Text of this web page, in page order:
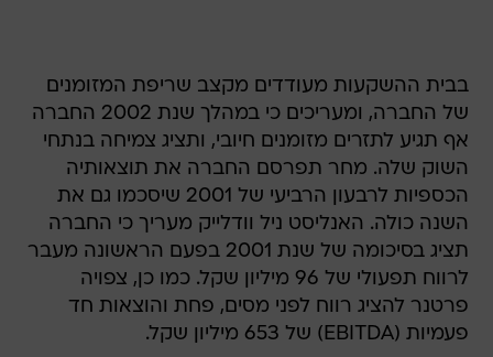
בבית ההשקעות מעודדים מקצב שריפת המזומנים
של החברה, ומעריכים כי במהלך שנת 2002 החברה
אף תגיע לתזרים מזומנים חיובי, ותציג צמיחה בנתחי
השוק שלה. מחר תפרסם החברה את תוצאותיה
הכספיות לרבעון הרביעי של 2001 שיסכמו גם את
השנה כולה. האנליסט ניל וודלייק מעריך כי החברה
תציג בסיכומה של שנת 2001 בפעם הראשונה מעבר
לרווח תפעולי של 96 מיליון שקל. כמו כן, צפויה
פרטנר להציג רווח לפני מסים, פחת והוצאות חד
פעמיות (EBITDA) של 653 מיליון שקל.